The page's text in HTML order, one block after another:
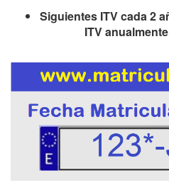
Siguientes ITV cada 2
ITV anualmente